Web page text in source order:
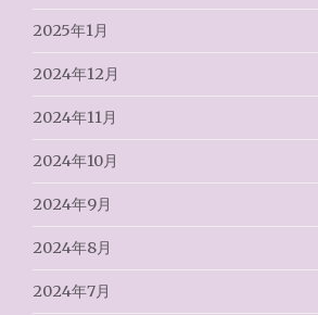
2025年1月
2024年12月
2024年11月
2024年10月
2024年9月
2024年8月
2024年7月